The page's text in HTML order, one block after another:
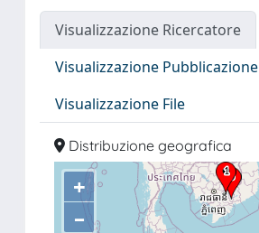
Visualizzazione Ricercatore
Visualizzazione Pubblicazione
Visualizzazione File
Distribuzione geografica
+
–